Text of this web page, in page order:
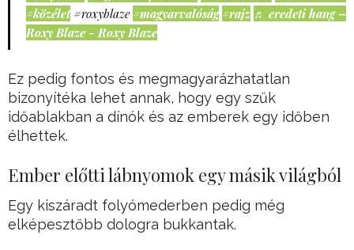
#közélet #roxyblaze #magyarvalóság #rajz ♬ eredeti hang –
Roxy Blaze - Roxy Blaze
Ez pedig fontos és megmagyarázhatatlan
bizonyítéka lehet annak, hogy egy szűk
időablakban a dínók és az emberek egy időben
élhettek.
Ember előtti lábnyomok egy másik világból
Egy kiszáradt folyómederben pedig még
elképesztőbb dologra bukkantak.